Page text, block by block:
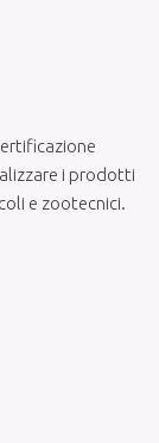
i prodotti
e zootecnici.